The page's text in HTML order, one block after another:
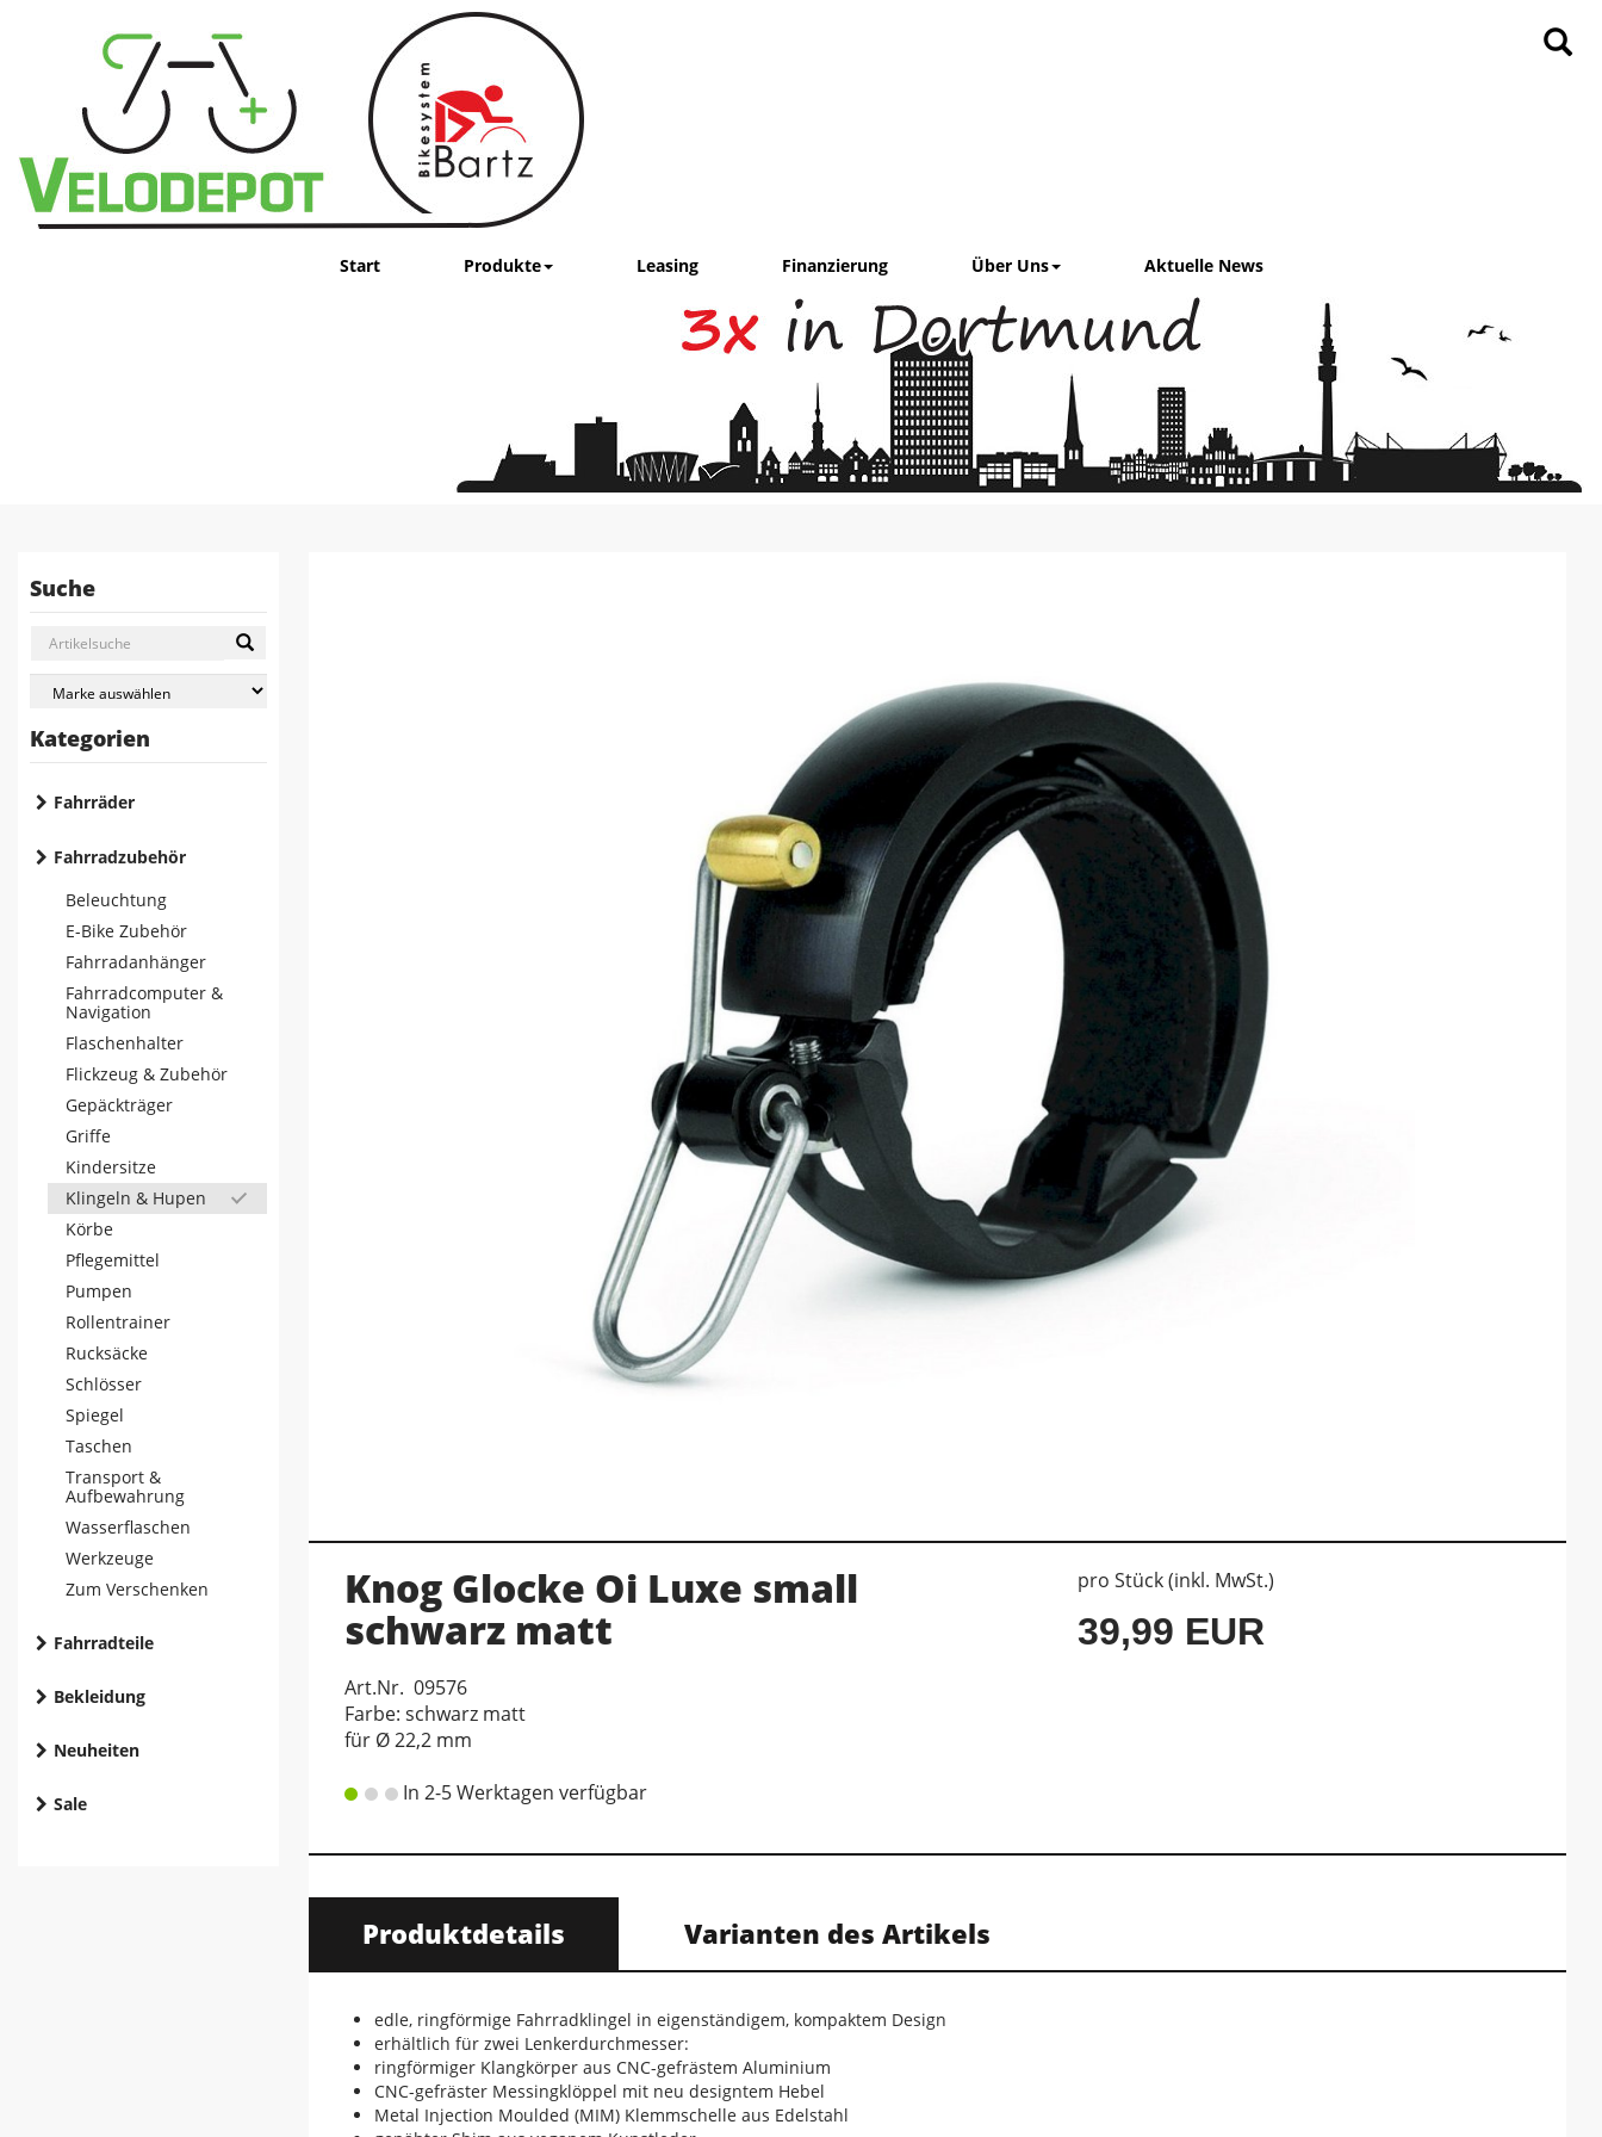
Start Produkte Leasing Finanzierung Über Uns Aktuelle News
Suche
Kategorien
Fahrräder
Fahrradzubehör
Beleuchtung
E-Bike Zubehör
Fahrradanhänger
Fahrradcomputer &
Navigation
Flaschenhalter
Flickzeug & Zubehör
Gepäckträger
Griffe
Kindersitze
Klingeln & Hupen
Körbe
Pflegemittel
Pumpen
Rollentrainer
Rucksäcke
Schlösser
Spiegel
Taschen
Transport &
Aufbewahrung
Wasserflaschen
Werkzeuge
Zum Verschenken
Fahrradteile
Bekleidung
Neuheiten
Sale
Knog Glocke Oi Luxe small
schwarz matt
Art.Nr. 09576
Farbe: schwarz matt
für Ø 22,2 mm
In 2-5 Werktagen verfügbar
pro Stück (inkl. MwSt.)
39,99 EUR
Produktdetails Varianten des Artikels
edle, ringförmige Fahrradklingel in eigenständigem, kompaktem Design
erhältlich für zwei Lenkerdurchmesser:
ringförmiger Klangkörper aus CNC-gefrästem Aluminium
CNC-gefräster Messingklöppel mit neu designtem Hebel
Metal Injection Moulded (MIM) Klemmschelle aus Edelstahl